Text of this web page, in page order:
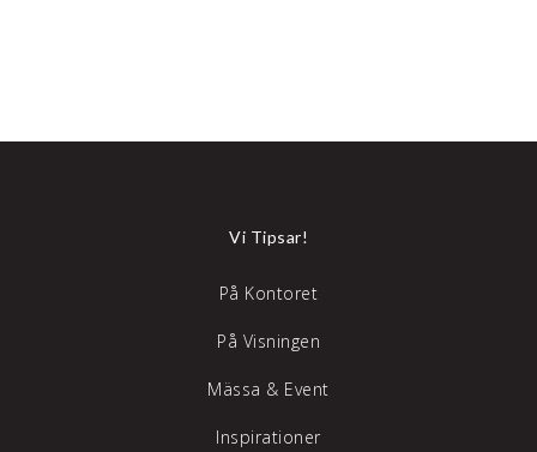
Vi Tipsar!
På Kontoret
På Visningen
Mässa & Event
Inspirationer